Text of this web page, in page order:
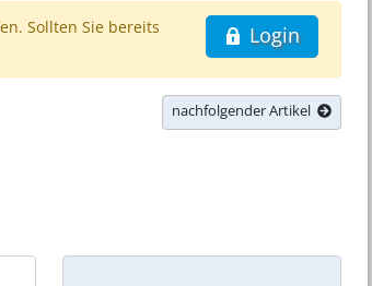
Login
Sollten Sie bereits
nachfolgender Artikel